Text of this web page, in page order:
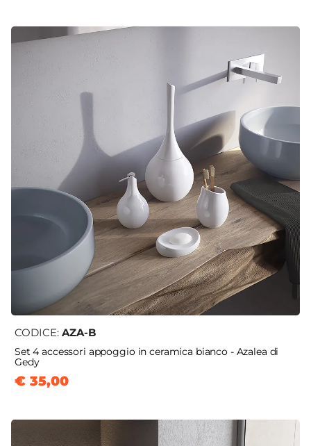
CODICE: AZA-B
Set 4 accessori appoggio in ceramica bianco - Azalea di
Gedy
€ 35,00